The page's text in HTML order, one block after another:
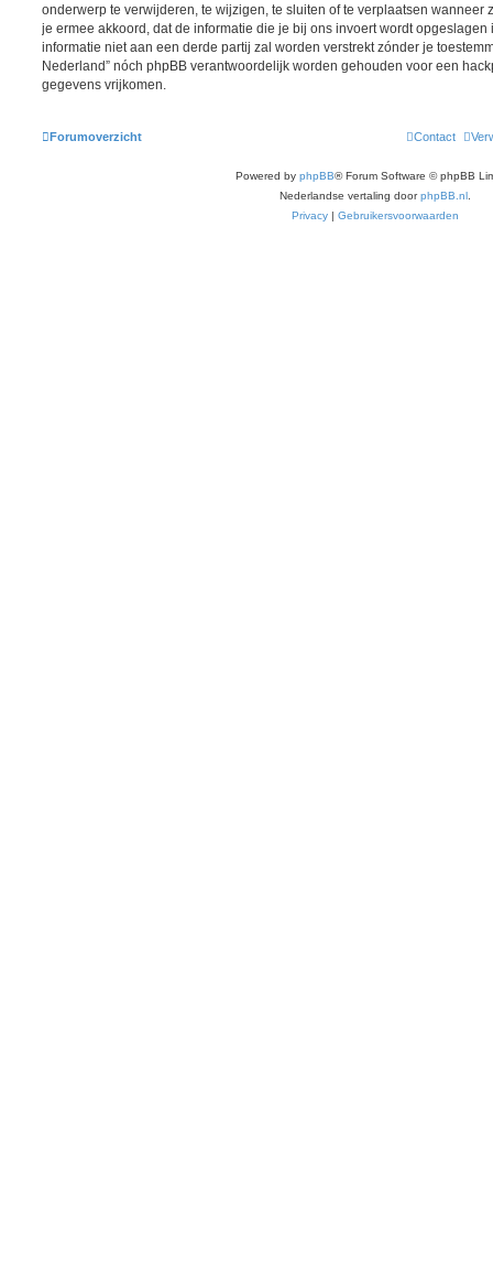
onderwerp te verwijderen, te wijzigen, te sluiten of te verplaatsen wanneer
je ermee akkoord, dat de informatie die je bij ons invoert wordt
informatie niet aan een derde partij zal worden verstrekt zónder je
Nederland” nóch phpBB verantwoordelijk worden gehouden voor een
gegevens vrijkomen.
Forumoverzicht Contact
Powered by phpBB® Forum Software © phpBB
Nederlandse vertaling doorphpBB.nl.
Privacy| Gebruikersvoorwaarden